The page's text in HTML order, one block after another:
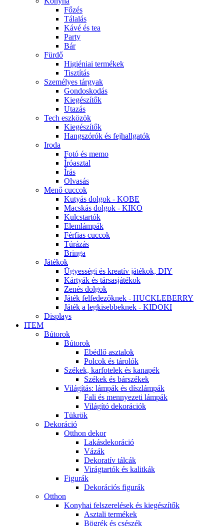
Főzés
Tálalás
Kávé és tea
Party
Bár
Fürdő
Higiéniai termékek
Tisztítás
Személyes tárgyak
Gondoskodás
Kiegészítők
Utazás
Tech eszközök
Kiegészítők
Hangszórók és fejhallgatók
Iroda
Fotó és memo
Íróasztal
Írás
Olvasás
Menő cuccok
Kutyás dolgok - KOBE
Macskás dolgok - KIKO
Kulcstartók
Elemlámpák
Férfias cuccok
Túrázás
Bringa
Játékok
Ügyességi és kreatív játékok, DIY
Kártyák és társasjátékok
Zenés dolgok
Játék felfedezőknek - HUCKLEBERRY
Játék a legkisebbeknek - KIDOKI
Displays
ITEM
Bútorok
Bútorok
Ebédlő asztalok
Polcok és tárolók
Székek, karfotelek és kanapék
Székek és bárszékek
Világítás: lámpák és díszlámpák
Fali és mennyezeti lámpák
Világító dekorációk
Tükrök
Dekoráció
Otthon dekor
Lakásdekoráció
Vázák
Dekoratív tálcák
Virágtartók és kalitkák
Figurák
Dekorációs figurák
Otthon
Konyhai felszerelések és kiegészítők
Asztali termékek
Bögrék és csészék